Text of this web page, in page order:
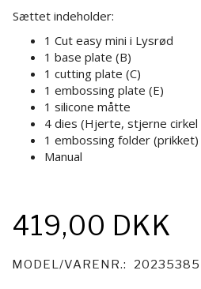
Sættet indeholder:
1 Cut easy mini i Lysrød
1 base plate (B)
1 cutting plate (C)
1 embossing plate (E)
1 silicone måtte
4 dies (Hjerte, stjerne cirkel
1 embossing folder (prikket)
Manual
419,00 DKK
MODEL/VARENR.: 20235385